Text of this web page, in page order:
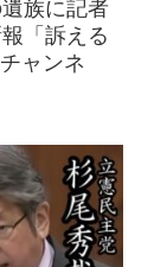
族に記者
「訴える
ャンネ